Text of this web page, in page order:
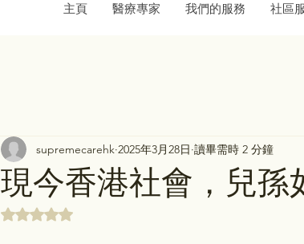
主頁 醫療專家 我們的服務 社區
現今香港社會，兒孫
supremecarehk 2025年3月28日 讀畢需時 2 分鐘
評等為 NaN（最高為 5 顆星）。